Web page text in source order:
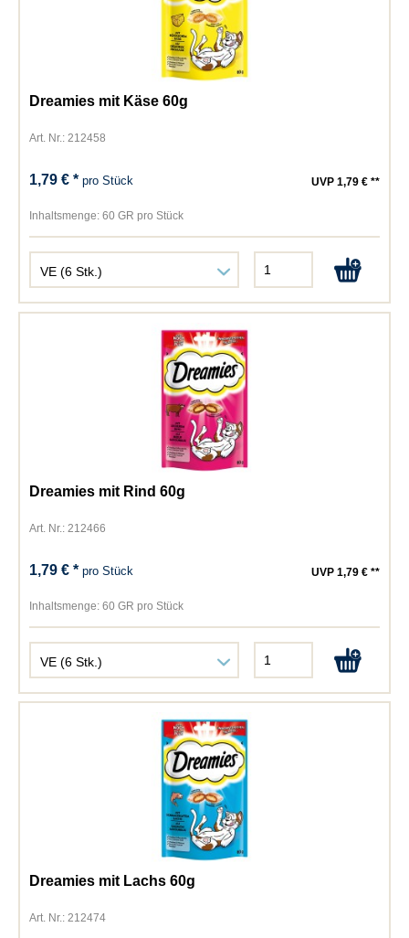
Dreamies mit Käse 60g
Art. Nr.: 212458
1,79 € *pro Stück UVP 1,79 € **
Inhaltsmenge: 60 GR pro Stück
Dreamies mit Rind 60g
Art. Nr.: 212466
1,79 € *pro Stück UVP 1,79 € **
Inhaltsmenge: 60 GR pro Stück
Dreamies mit Lachs 60g
Art. Nr.: 212474